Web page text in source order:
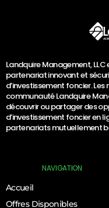
Landquire Management, LLC
partenariat innovant et
d’investissement foncier.
communauté Landquire
découvrir ou partager des
d’investissement foncier en
partenariats mutuellement
NAVIGATION
Accueil
Offres Disponibles